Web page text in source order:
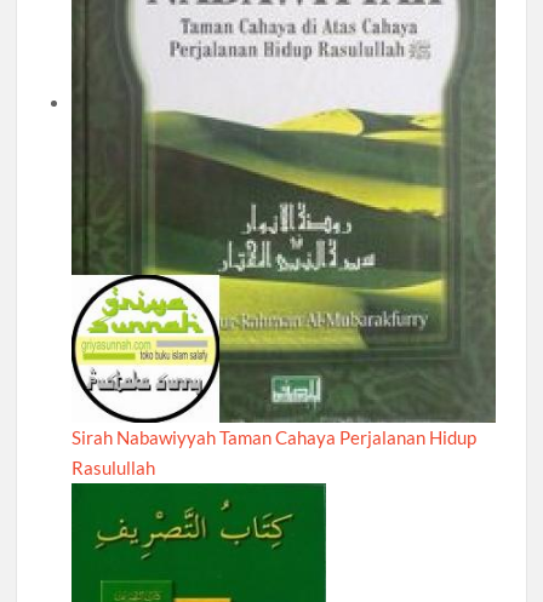
Sirah Nabawiyyah Taman Cahaya Perjalanan Hidup
Rasulullah